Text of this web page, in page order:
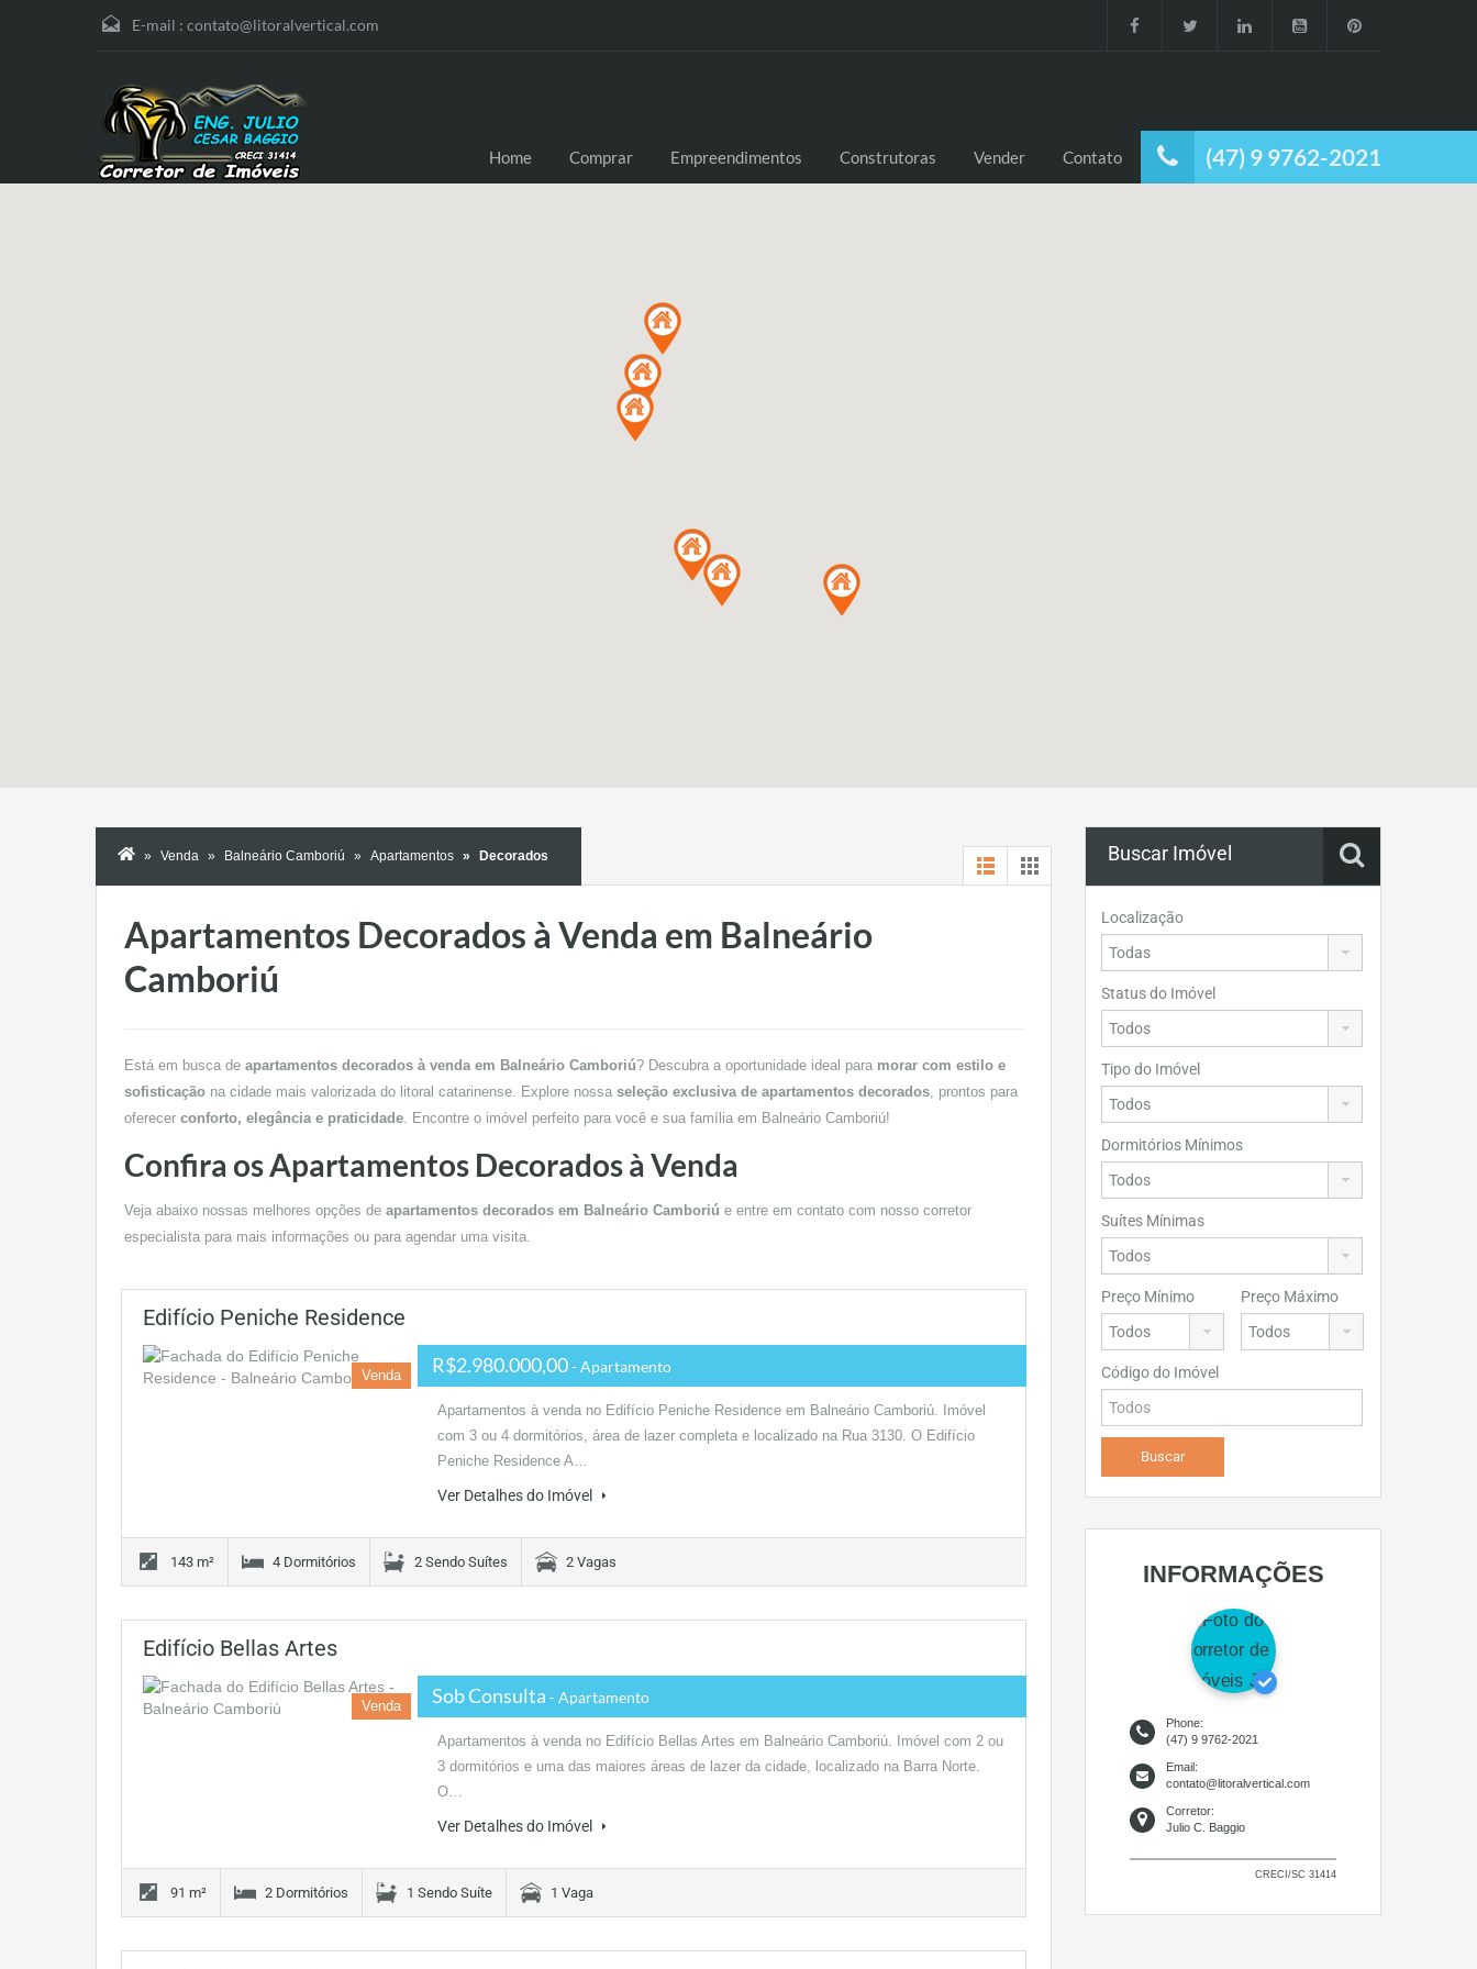
E-mail : contato@litoralvertical.com
(47) 9 9762-2021
Home Comprar Empreendimentos Construtoras Vender Contato
Venda Balneário Camboriú Apartamentos Decorados
Apartamentos Decorados à Venda em Balneário
Camboriú
Está em busca de apartamentos decorados à venda em Balneário Camboriú? Descubra a oportunidade ideal para morar com estilo e
sofisticação na cidade mais valorizada do litoral catarinense. Explore nossa seleção exclusiva de apartamentos decorados , prontos para
oferecer conforto, elegância e praticidade . Encontre o imóvel perfeito para você e sua família em Balneário Camboriú!
Confira os Apartamentos Decorados à Venda
Veja abaixo nossas melhores opções de apartamentos decorados em Balneário Camboriú e entre em contato com nosso corretor
especialista para mais informações ou para agendar uma visita.
Edifício Peniche Residence
Venda R$2.980.000,00- Apartamento
Apartamentos à venda no Edifício Peniche Residence em Balneário Camboriú. Imóvel
com 3 ou 4 dormitórios, área de lazer completa e localizado na Rua 3130. O Edifício
Peniche Residence A…
Ver Detalhes do Imóvel
143 m² 4 Dormitórios 2 Sendo Suítes 2 Vagas
Edifício Bellas Artes
Venda Sob Consulta - Apartamento
Apartamentos à venda no Edifício Bellas Artes em Balneário Camboriú. Imóvel com 2 ou
3 dormitórios e uma das maiores áreas de lazer da cidade, localizado na Barra Norte.
O…
Ver Detalhes do Imóvel
91 m² 2 Dormitórios 1 Sendo Suíte 1 Vaga
Buscar Imóvel
Localização
Status do Imóvel
Tipo do Imóvel
Dormitórios Mínimos
Suítes Mínimas
Preço Mínimo Preço Máximo
Código do Imóvel
INFORMAÇÕES
Phone:
(47) 9 9762-2021
Email:
contato@litoralvertical.com
Corretor:
Julio C. Baggio
CRECI/SC 31414